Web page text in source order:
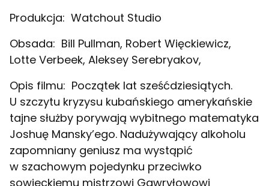
Produkcja: Watchout Studio
Obsada: Bill Pullman, Robert Więckiewicz,
Lotte Verbeek, Aleksey Serebryakov,
Opis filmu: Początek lat sześćdziesiątych.
U szczytu kryzysu kubańskiego amerykańskie
tajne służby porywają wybitnego matematyka
Joshuę Mansky’ego. Nadużywający alkoholu
zapomniany geniusz ma wystąpić
w szachowym pojedynku przeciwko
sowieckiemu mistrzowi Gawryłowowi